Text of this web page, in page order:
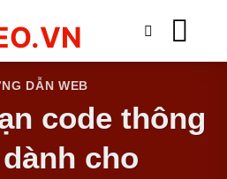
DẪN WEB
code thông
cho